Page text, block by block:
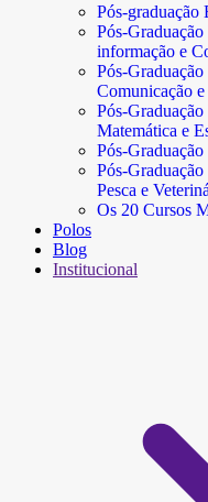
Pós-
Pós-
informação e
Pós-
Comunicação
Pós-
Matemática e
Pós-
Pós-
Pesca e
Os 20 Cursos
Polos
Blog
Institucional